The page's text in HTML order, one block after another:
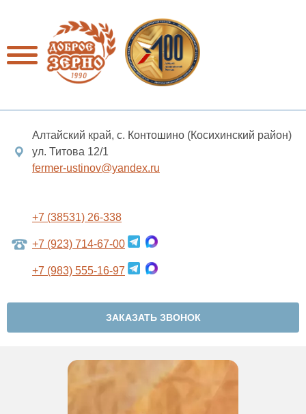
Алтайский край, с. Контошино (Косихинский район)
ул. Титова 12/1
fermer-ustinov@yandex.ru
+7 (38531) 26-338
+7 (923) 714-67-00
+7 (983) 555-16-97
ЗАКАЗАТЬ ЗВОНОК